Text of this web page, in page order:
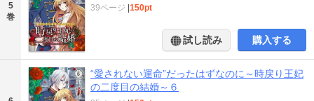
5
巻
39ページ 150pt
試し読み 購入する
“愛されない運命”だったはずなのに～時戻り王妃
の二度目の結婚～６